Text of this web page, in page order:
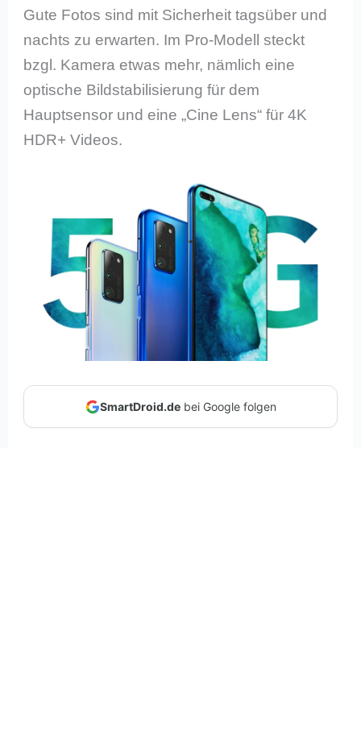
Gute Fotos sind mit Sicherheit tagsüber und
nachts zu erwarten. Im Pro-Modell steckt
bzgl. Kamera etwas mehr, nämlich eine
optische Bildstabilisierung für dem
Hauptsensor und eine „Cine Lens“ für 4K
HDR+ Videos.
SmartDroid.debei Google folgen